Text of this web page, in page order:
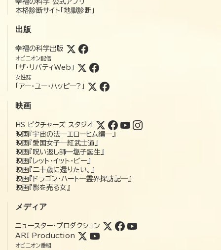
幸福の科学 公式アプリ
本格診断サイト「地獄診断」
出版
幸福の科学出版
オピニオン配信
「ザ・リバティWeb」
女性誌
「アー・ユー・ハッピー?」
映画
HS ピクチャーズ スタジオ
映画『宇宙の法―エローヒム編―』
映画『愛国女子―紅武士道』
映画『呪い返し師—塩子誕生』
映画『レット・イット・ビー』
映画『二十歳に還りたい。』
映画『ドラゴン・ハート―霊界探訪記―』
映画『影を売る女』
メディア
ニュースター・プロダクション
ARI Production
オピニオン番組